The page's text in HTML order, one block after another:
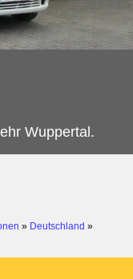
Wuppertal.
» Deutschland »